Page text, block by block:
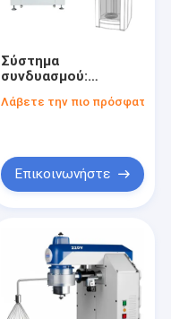
Σύστημα
συνδυασμού:
διανομής χρωστικών
γυροσκοπικό
αναδευτήρα 5
Λάβετε την πιο πρόσφατη
Επικοινωνήστε